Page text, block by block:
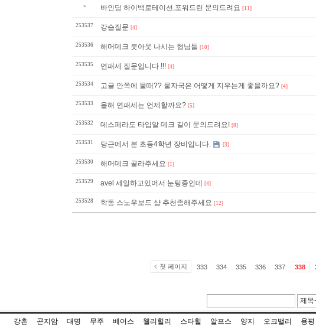
» 바인딩 하이백로테이션,포워드린 문의드려요 [11]
253537 강습질문 [4]
253536 해머데크 붓아웃 나시는 형님들 [10]
253535 연패세 질문입니다 !!! [4]
253534 고글 안쪽에 물때?? 물자국은 어떻게 지우는게 좋을까요? [4]
253533 올해 연패세는 언제할까요? [5]
253532 데스페라도 타입알 데크 길이 문의드려요! [8]
253531 당근에서 본 초등4학년 장비입니다. [3]
253530 해머데크 골라주세요 [1]
253529 avel 세일하고있어서 눈팅중인데 [4]
253528 학동 스노우보드 샵 추천좀해주세요 [12]
첫 페이지 333 334 335 336 337 338
강촌 곤지암 대명 무주 베어스 웰리힐리 스타힐 알프스 양지 오크밸리 용평